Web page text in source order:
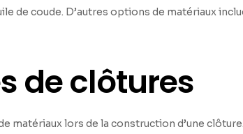
de coude. D’autres options de matériaux
de clôtures
matériaux lors de la construction d’une